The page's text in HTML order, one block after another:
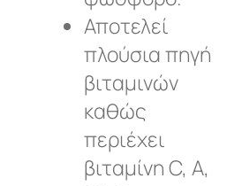
Αποτελεί
πλούσια πηγή
βιταμινών
καθώς
περιέχει
βιταμίνη C, A,